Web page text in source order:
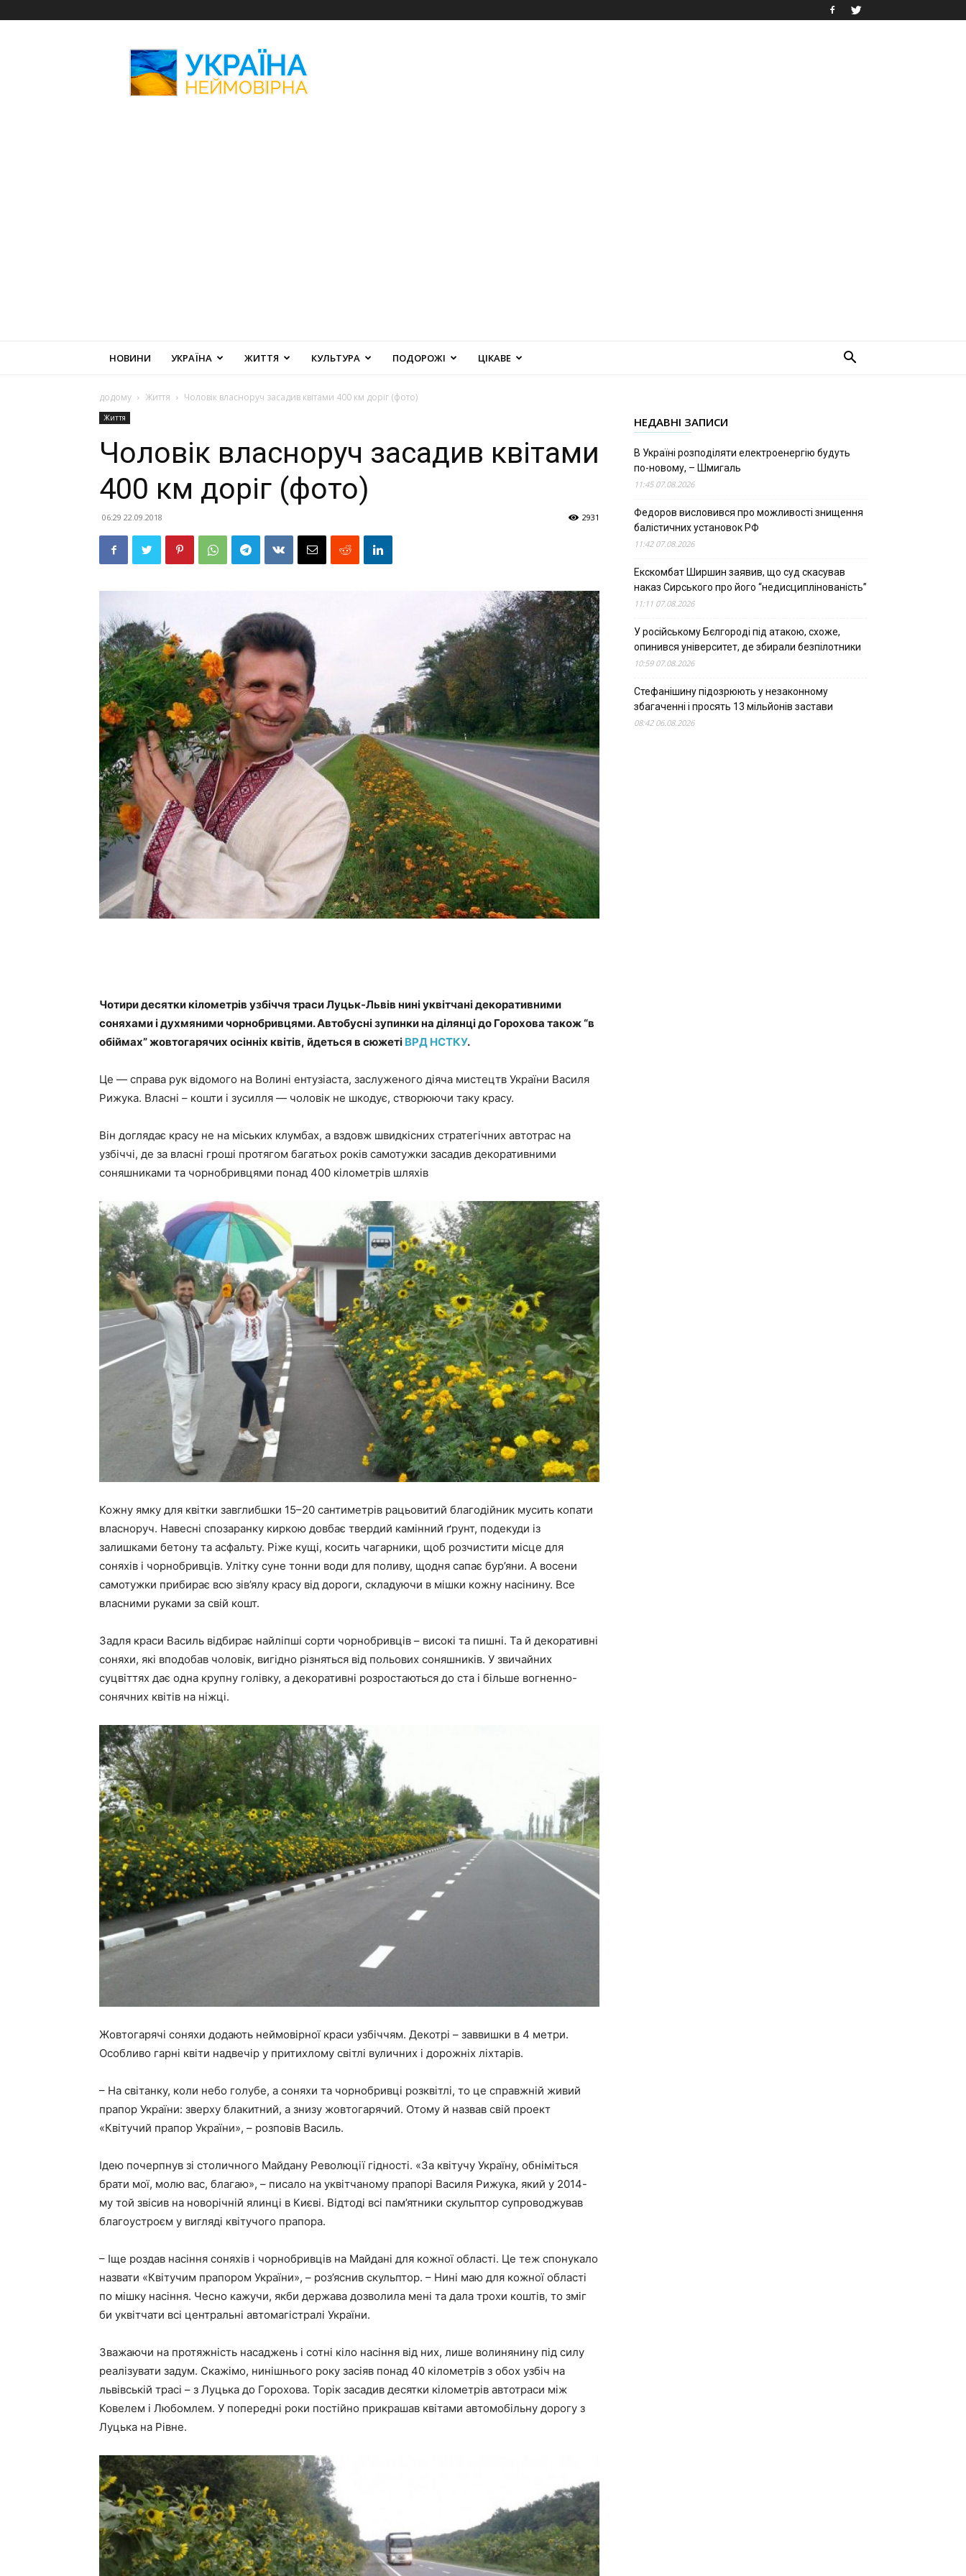
Неймовірна
НОВИНИ УКРАЇНА ЖИТТЯ КУЛЬТУРА ПОДОРОЖІ ЦІКАВЕ
додому Життя Чоловік власноруч засадив квітами 400 км доріг (фото)
Життя
Чоловік власноруч засадив квітами
400 км доріг (фото)
06:29 22.09.2018 2931
Чотири десятки кілометрів узбіччя траси Луцьк-Львів нині уквітчані декоративними
соняхами і духмяними чорнобривцями. Автобусні зупинки на ділянці до Горохова також “в
обіймах” жовтогарячих осінніх квітів, йдеться в сюжеті ВРД НСТКУ.
Це — справа рук відомого на Волині ентузіаста, заслуженого діяча мистецтв України Василя
Рижука. Власні – кошти і зусилля — чоловік не шкодує, створюючи таку красу.
Він доглядає красу не на міських клумбах, а вздовж швидкісних стратегічних автотрас на
узбіччі, де за власні гроші протягом багатьох років самотужки засадив декоративними
соняшниками та чорнобривцями понад 400 кілометрів шляхів
Кожну ямку для квітки завглибшки 15–20 сантиметрів рацьовитий благодійник мусить копати
власноруч. Навесні спозаранку киркою довбає твердий камінний ґрунт, подекуди із
залишками бетону та асфальту. Ріже кущі, косить чагарники, щоб розчистити місце для
соняхів і чорнобривців. Улітку суне тонни води для поливу, щодня сапає бур’яни. А восени
самотужки прибирає всю зів’ялу красу від дороги, складуючи в мішки кожну насінину. Все
власними руками за свій кошт.
Задля краси Василь відбирає найліпші сорти чорнобривців – високі та пишні. Та й декоративні
соняхи, які вподобав чоловік, вигідно різняться від польових соняшників. У звичайних
суцвіттях дає одна крупну голівку, а декоративні розростаються до ста і більше вогненно-
сонячних квітів на ніжці.
Жовтогарячі соняхи додають неймовірної краси узбіччям. Декотрі – заввишки в 4 метри.
Особливо гарні квіти надвечір у притихлому світлі вуличних і дорожніх ліхтарів.
– На світанку, коли небо голубе, а соняхи та чорнобривці розквітлі, то це справжній живий
прапор України: зверху блакитний, а знизу жовтогарячий. Отому й назвав свій проект
«Квітучий прапор України», – розповів Василь.
Ідею почерпнув зі столичного Майдану Революції гідності. «За квітучу Україну, обніміться
брати мої, молю вас, благаю», – писало на уквітчаному прапорі Василя Рижука, який у 2014-
му той звісив на новорічній ялинці в Києві. Відтоді всі пам’ятники скульптор супроводжував
благоустроєм у вигляді квітучого прапора.
– Іще роздав насіння соняхів і чорнобривців на Майдані для кожної області. Це теж спонукало
назвати «Квітучим прапором України», – роз’яснив скульптор. – Нині маю для кожної області
по мішку насіння. Чесно кажучи, якби держава дозволила мені та дала трохи коштів, то зміг
би уквітчати всі центральні автомагістралі України.
Зважаючи на протяжність насаджень і сотні кіло насіння від них, лише волинянину під силу
реалізувати задум. Скажімо, нинішнього року засіяв понад 40 кілометрів з обох узбіч на
львівській трасі – з Луцька до Горохова. Торік засадив десятки кілометрів автотраси між
Ковелем і Любомлем. У попередні роки постійно прикрашав квітами автомобільну дорогу з
Луцька на Рівне.
НЕДАВНІ ЗАПИСИ
В Україні розподіляти електроенергію будуть
по-новому, – Шмигаль
11:45 07.08.2026
Федоров висловився про можливості знищення
балістичних установок РФ
11:42 07.08.2026
Екскомбат Ширшин заявив, що суд скасував
наказ Сирського про його “недисциплінованість”
11:11 07.08.2026
У російському Бєлгороді під атакою, схоже,
опинився університет, де збирали безпілотники
10:59 07.08.2026
Стефанішину підозрюють у незаконному
збагаченні і просять 13 мільйонів застави
08:42 06.08.2026